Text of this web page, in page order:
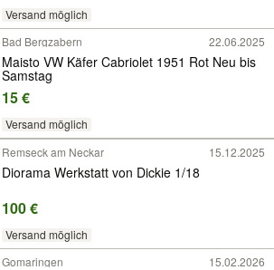
Versand möglich
Bad Bergzabern 22.06.2025
Maisto VW Käfer Cabriolet 1951 Rot Neu bis
Samstag
15 €
Versand möglich
Remseck am Neckar 15.12.2025
Diorama Werkstatt von Dickie 1/18
100 €
Versand möglich
Gomaringen 15.02.2026